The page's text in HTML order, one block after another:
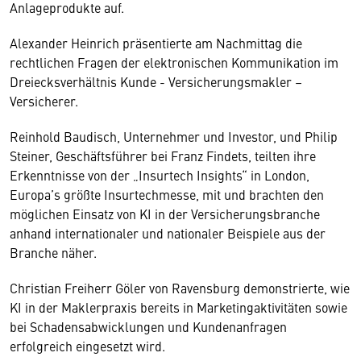
Anlageprodukte auf.
Alexander Heinrich präsentierte am Nachmittag die
rechtlichen Fragen der elektronischen Kommunikation im
Dreiecksverhältnis Kunde - Versicherungsmakler –
Versicherer.
Reinhold Baudisch, Unternehmer und Investor, und Philip
Steiner, Geschäftsführer bei Franz Findets, teilten ihre
Erkenntnisse von der „Insurtech Insights“ in London,
Europa’s größte Insurtechmesse, mit und brachten den
möglichen Einsatz von KI in der Versicherungsbranche
anhand internationaler und nationaler Beispiele aus der
Branche näher.
Christian Freiherr Göler von Ravensburg demonstrierte, wie
KI in der Maklerpraxis bereits in Marketingaktivitäten sowie
bei Schadensabwicklungen und Kundenanfragen
erfolgreich eingesetzt wird.